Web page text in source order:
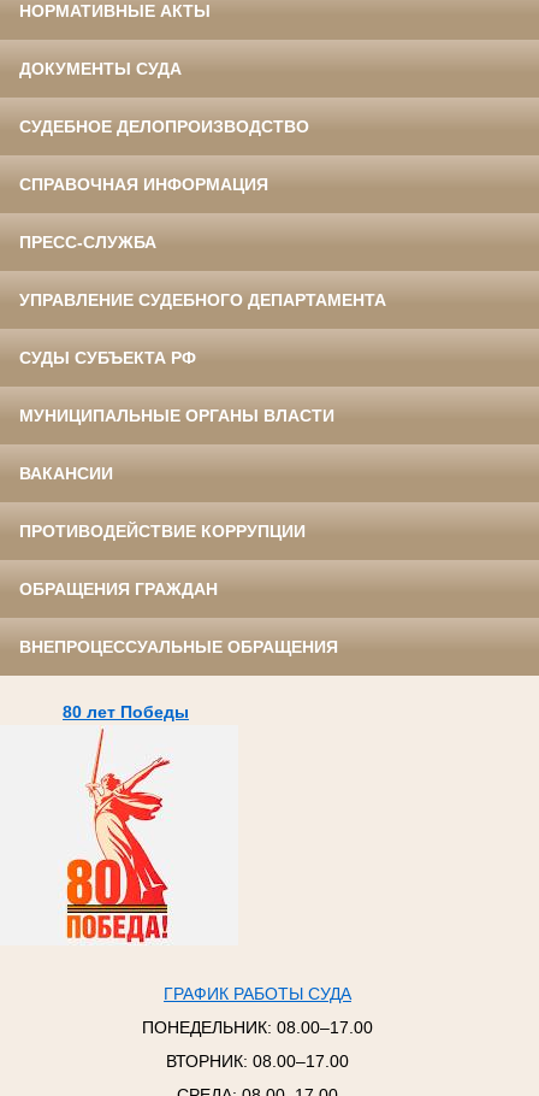
НОРМАТИВНЫЕ АКТЫ
ДОКУМЕНТЫ СУДА
СУДЕБНОЕ ДЕЛОПРОИЗВОДСТВО
СПРАВОЧНАЯ ИНФОРМАЦИЯ
ПРЕСС-СЛУЖБА
УПРАВЛЕНИЕ СУДЕБНОГО ДЕПАРТАМЕНТА
СУДЫ СУБЪЕКТА РФ
МУНИЦИПАЛЬНЫЕ ОРГАНЫ ВЛАСТИ
ВАКАНСИИ
ПРОТИВОДЕЙСТВИЕ КОРРУПЦИИ
ОБРАЩЕНИЯ ГРАЖДАН
ВНЕПРОЦЕССУАЛЬНЫЕ ОБРАЩЕНИЯ
80 лет Победы
ГРАФИК РАБОТЫ СУДА
ПОНЕДЕЛЬНИК: 08.00–17.00
ВТОРНИК: 08.00–17.00